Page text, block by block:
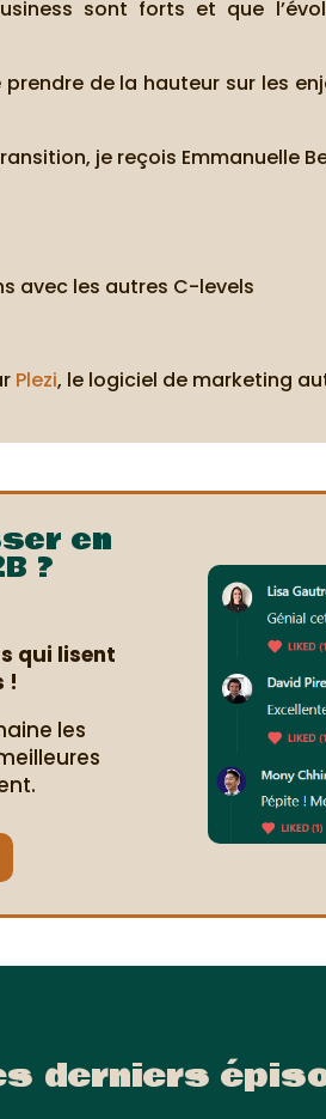
sont forts et que
de la hauteur sur les
je reçois Emmanuelle
avec les autres C-levels
Plezi, le logiciel de marketing
en
?
qui lisent
!
les
derniers